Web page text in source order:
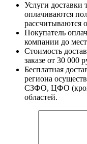
Услуги доставки
оплачиваются
рассчитываются
Покупатель
компании до
Стоимость
заказе от 30 000
Бесплатная
региона
СЗФО, ЦФО
областей.